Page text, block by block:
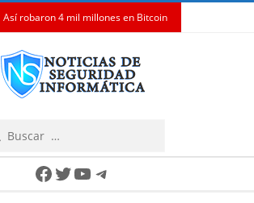
Así robaron 4 mil millones en Bitcoin
Facebook
Twitter
YouTube
Telegram